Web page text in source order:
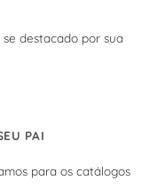
destacado por sua
PAI
para os catálogos